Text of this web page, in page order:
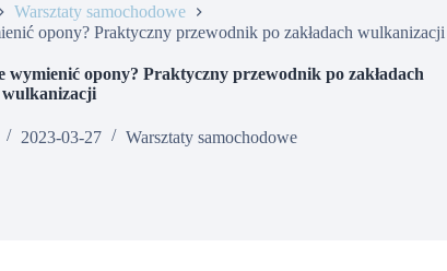
Warsztaty samochodowe
opony? Praktyczny przewodnik po zakładach wulkanizacji
opony? Praktyczny przewodnik po zakładach
wulkanizacji
2023-03-27 Warsztaty samochodowe